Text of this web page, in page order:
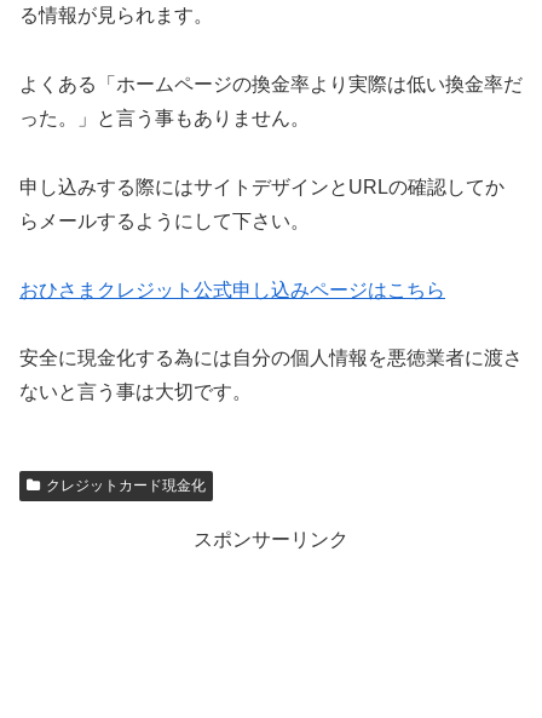
る情報が見られます。
よくある「ホームページの換金率より実際は低い換金率だ
った。」と言う事もありません。
申し込みする際にはサイトデザインとURLの確認してか
らメールするようにして下さい。
おひさまクレジット公式申し込みページはこちら
安全に現金化する為には自分の個人情報を悪徳業者に渡さ
ないと言う事は大切です。
クレジットカード現金化
スポンサーリンク